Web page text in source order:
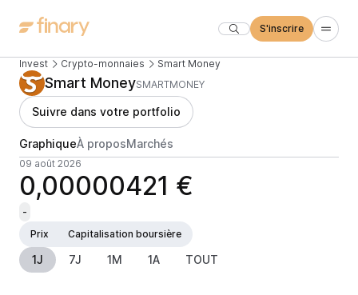
S'inscrire
Invest Crypto-monnaies Smart Money
Smart MoneySMARTMONEY
Suivre dans votre portfolio
GraphiqueÀ proposMarchés
09 août 2026
0,00000421 €
-
Prix
Capitalisation boursière
1J 7J 1M 1A TOUT